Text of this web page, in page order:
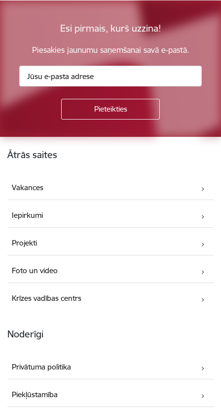
Esi pirmais, kurš uzzina!
Piesakies jaunumu saņemšanai savā e-pastā.
Kājene
Ātrās saites
Vakances
Iepirkumi
Projekti
Foto un video
Krīzes vadības centrs
Noderīgi
Privātuma politika
Piekļūstamība